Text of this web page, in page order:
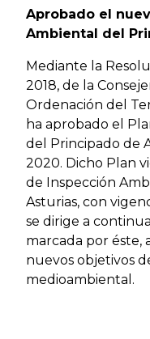
Aprobado el
Ambiental del
Mediante la
2018, de la
Ordenación del
ha aprobado el
del Principado de
2020. Dicho Plan
de Inspección
Asturias, con
se dirige a
marcada por éste,
nuevos objetivos
medioambiental.